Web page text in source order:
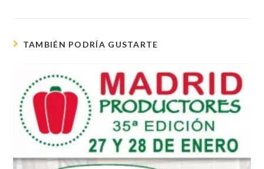
TAMBIÉN PODRÍA GUSTARTE